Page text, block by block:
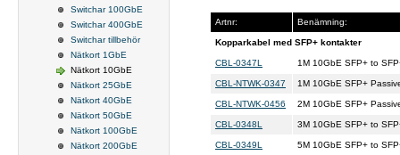
Artnr: Benämning:
Kopparkabel med SFP+ kontakter
CBL-0347L 1M 10GbE SFP+ to
CBL-NTWK-0347 1M 10GbE SFP+
CBL-NTWK-0456 2M 10GbE SFP+
CBL-0348L 3M 10GbE SFP+ to
CBL-0349L 5M 10GbE SFP+ to
Switchar 100GbE
Switchar 400GbE
Switchar tillbehör
Nätkort 1GbE
Nätkort 10GbE
Nätkort 25GbE
Nätkort 40GbE
Nätkort 50GbE
Nätkort 100GbE
Nätkort 200GbE